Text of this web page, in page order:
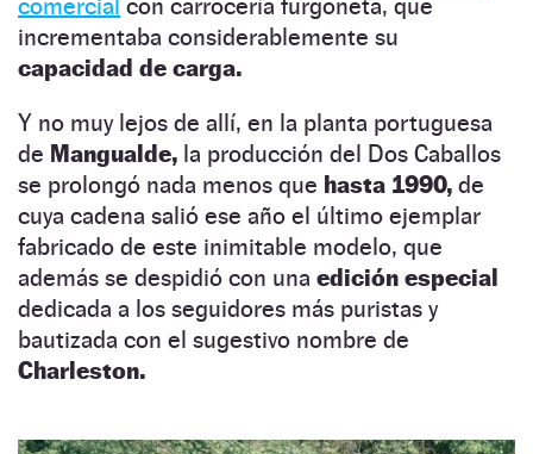
incrementaba considerablemente su
capacidad de carga.
Y no muy lejos de allí, en la planta portuguesa
de Mangualde, la producción del Dos Caballos
se prolongó nada menos que hasta 1990, de
cuya cadena salió ese año el último ejemplar
fabricado de este inimitable modelo, que
además se despidió con una edición especial
dedicada a los seguidores más puristas y
bautizada con el sugestivo nombre de
Charleston.